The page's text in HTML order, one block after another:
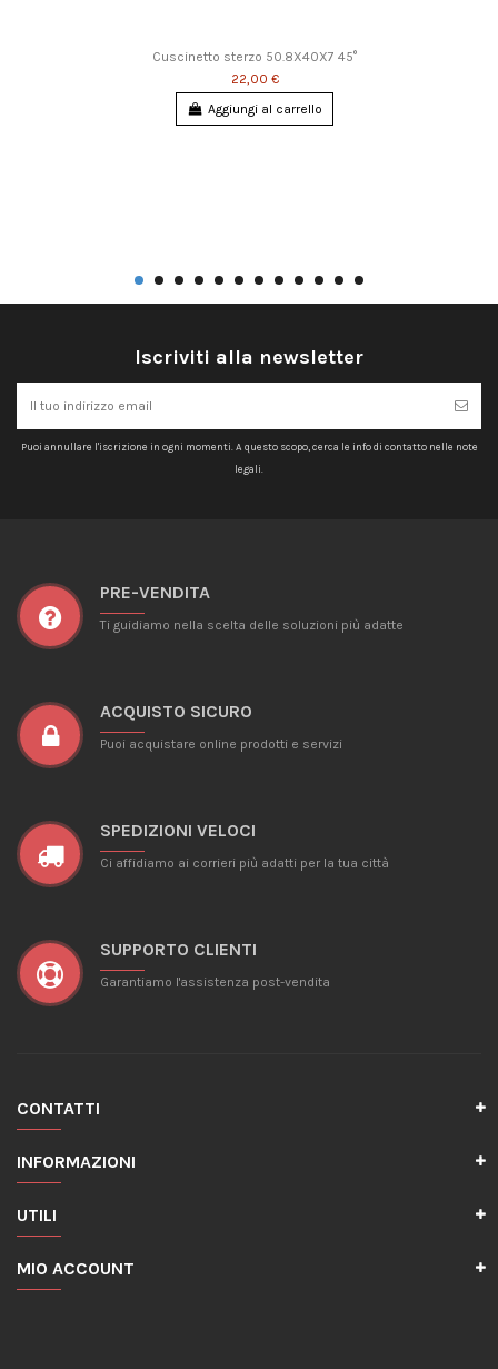
Cuscinetto sterzo 50.8X40X7 45°
22,00 €
Aggiungi al carrello
Iscriviti alla newsletter
Puoi annullare l'iscrizione in ogni momenti. A questo scopo, cerca le info di contatto nelle note
legali.
PRE-VENDITA
Ti guidiamo nella scelta delle soluzioni più adatte
ACQUISTO SICURO
Puoi acquistare online prodotti e servizi
SPEDIZIONI VELOCI
Ci affidiamo ai corrieri più adatti per la tua città
SUPPORTO CLIENTI
Garantiamo l'assistenza post-vendita
CONTATTI
INFORMAZIONI
UTILI
MIO ACCOUNT